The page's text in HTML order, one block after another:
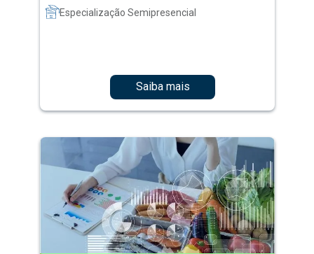
Especialização Semipresencial
Saiba mais